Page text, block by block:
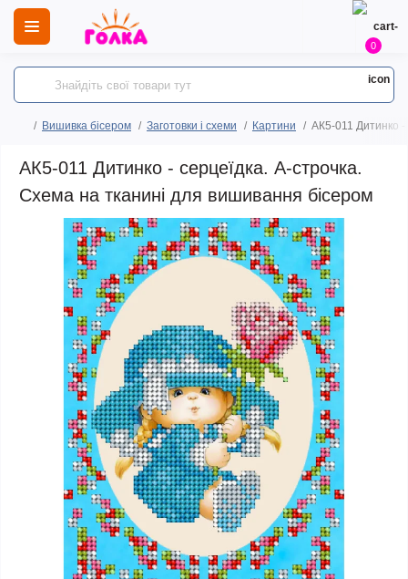
0
Вишивка бісером Заготовки і схеми Картини АК5-011 Дитинко -
АК5-011 Дитинко - серцеїдка. А-строчка.
Схема на тканині для вишивання бісером